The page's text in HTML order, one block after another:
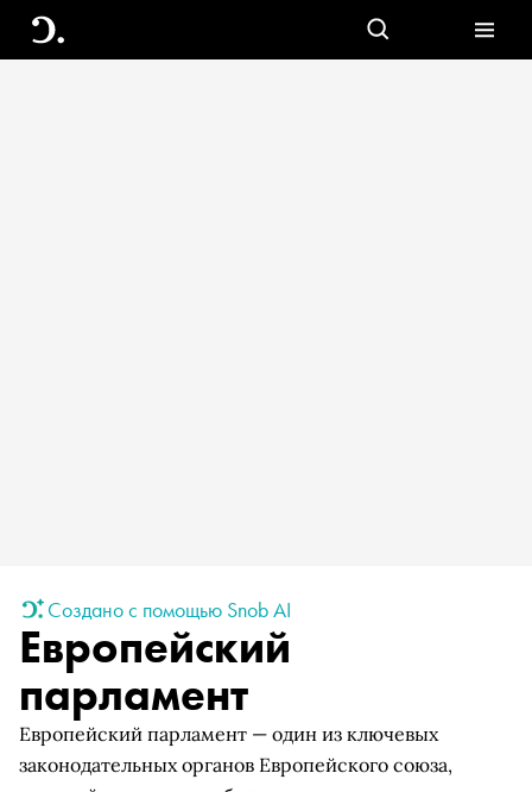
Создано с помощью Snob AI
Европейский
парламент
Европейский парламент — один из ключевых
законодательных органов Европейского союза,